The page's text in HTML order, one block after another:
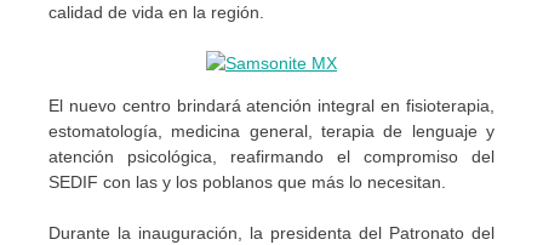
calidad de vida en la región.
El nuevo centro brindará atención integral en fisioterapia,
estomatología, medicina general, terapia de lenguaje y
atención psicológica, reafirmando el compromiso del
SEDIF con las y los poblanos que más lo necesitan.
Durante la inauguración, la presidenta del Patronato del